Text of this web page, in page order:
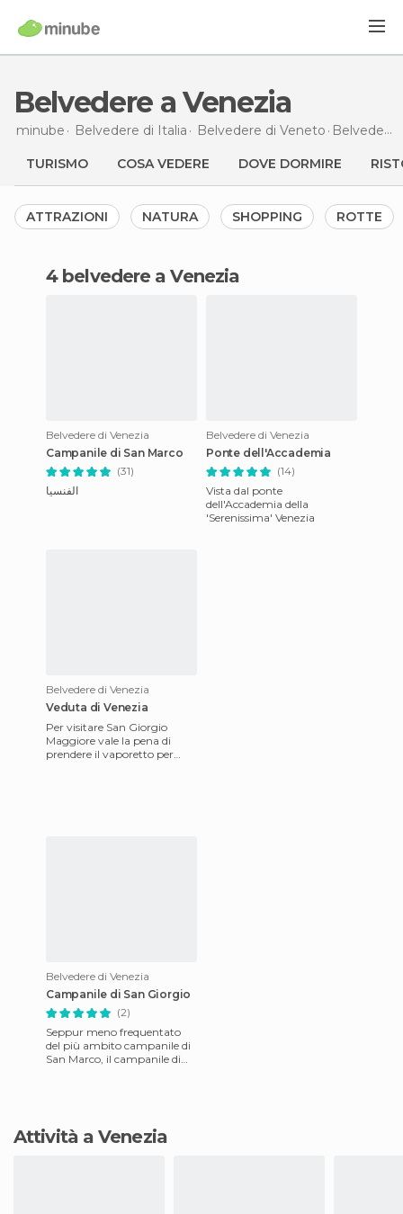
Belvedere a Venezia
minube Belvedere di Italia Belvedere di Veneto Belvedere
TURISMO COSA VEDERE DOVE DORMIRE
ATTRAZIONI NATURA SHOPPING ROTTE
4 belvedere a Venezia
Belvedere di Venezia
Campanile di San Marco
(31)
الفنسيا
Belvedere di Venezia
Ponte dell'Accademia
(14)
Vista dal ponte
dell'Accademia della
'Serenissima' Venezia
Belvedere di Venezia
Veduta di Venezia
Per visitare San Giorgio
Maggiore vale la pena di
prendere il vaporetto per
Belvedere di Venezia
Campanile di San Giorgio
(2)
Seppur meno frequentato
del più ambito campanile di
San Marco, il campanile di
Attività a Venezia